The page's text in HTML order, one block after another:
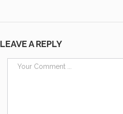
LEAVE A REPLY